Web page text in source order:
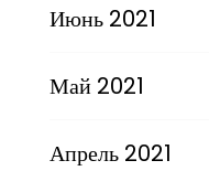
Июнь 2021
Май 2021
Апрель 2021